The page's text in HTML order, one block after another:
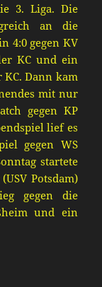
3. Liga. Die
an die
4:0 gegen KV
KC und ein
KC.Dann kam
mit nur
gegen KP
lief es
gegen WS
startete
Potsdam)
gegen die
und ein